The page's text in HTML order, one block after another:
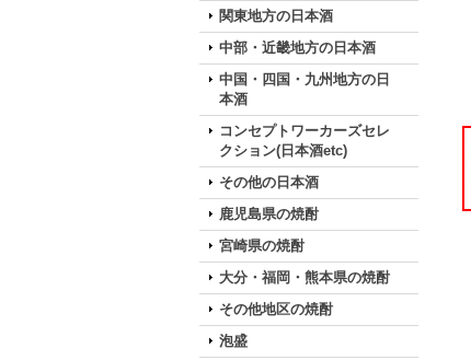
関東地方の日本酒
中部・近畿地方の日本酒
中国・四国・九州地方の日
本酒
コンセプトワーカーズセレ
クション(日本酒etc)
その他の日本酒
鹿児島県の焼酎
宮崎県の焼酎
大分・福岡・熊本県の焼酎
その他地区の焼酎
泡盛